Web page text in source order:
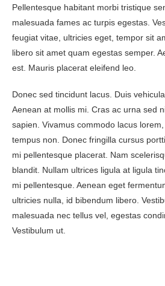
Pellentesque habitant morbi tristique
malesuada fames ac turpis egestas.
feugiat vitae, ultricies eget, tempor sit
libero sit amet quam egestas semper.
est. Mauris placerat eleifend leo.
Donec sed tincidunt lacus. Duis
Aenean at mollis mi. Cras ac urna sed
sapien. Vivamus commodo lacus
tempus non. Donec fringilla cursus
mi pellentesque placerat. Nam
blandit. Nullam ultrices ligula at ligula
mi pellentesque. Aenean eget
ultricies nulla, id bibendum libero.
malesuada nec tellus vel, egestas
Vestibulum ut.